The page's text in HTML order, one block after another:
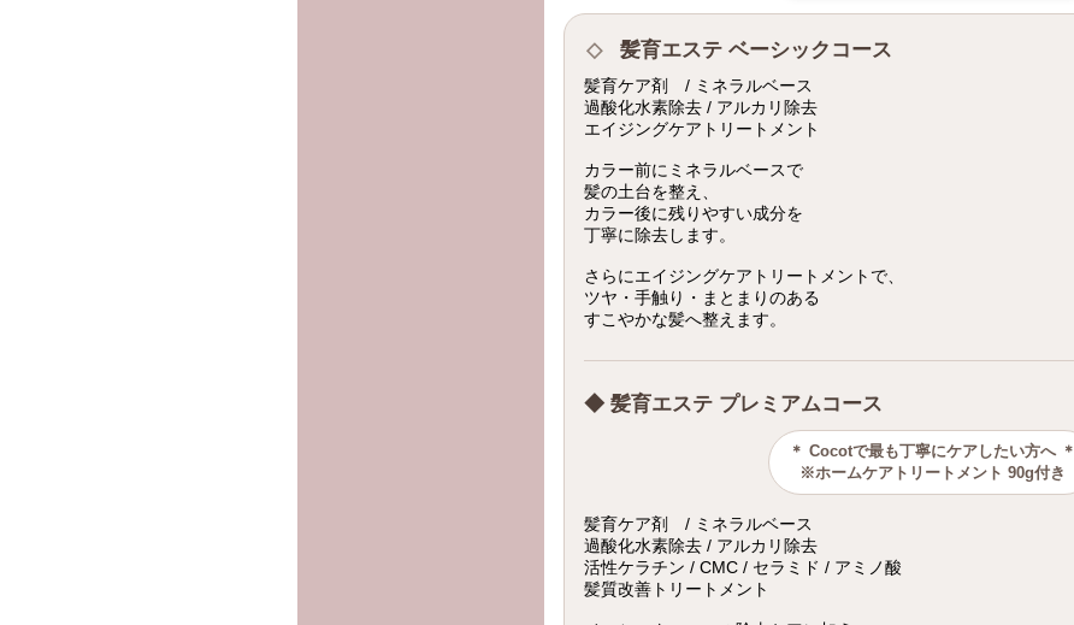
◇ 髪育エステ ベーシックコース
髪育ケア剤 / ミネラルベース
過酸化水素除去 / アルカリ除去
エイジングケアトリートメント
カラー前にミネラルベースで
髪の土台を整え、
カラー後に残りやすい成分を
丁寧に除去します。
さらにエイジングケアトリートメントで、
ツヤ・手触り・まとまりのある
すこやかな髪へ整えます。
◆ 髪育エステ プレミアムコース
＊ Cocotで最も丁寧にケアしたい方へ ＊
※ホームケアトリートメント 90g付き
髪育ケア剤 / ミネラルベース
過酸化水素除去 / アルカリ除去
活性ケラチン / CMC / セラミド / アミノ酸
髪質改善トリートメント